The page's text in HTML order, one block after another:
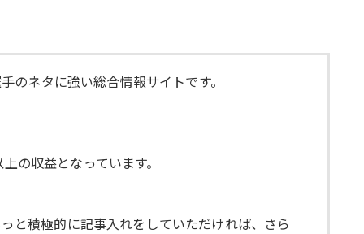
ネタに強い総合情報サイトです。
の収益となっています。
と積極的に記事入れをしていただければ、さら